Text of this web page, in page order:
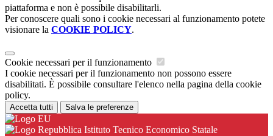
piattaforma e non è possibile disabilitarli.
Per conoscere quali sono i cookie necessari al funzionamento potete
visionare la COOKIE POLICY.
Cookie necessari per il funzionamento
I cookie necessari per il funzionamento non possono essere
disabilitati. È possibile consultare l'elenco nella pagina della cookie
policy.
Accetta tutti Salva le preferenze
Istituto Tecnico Economico Statale